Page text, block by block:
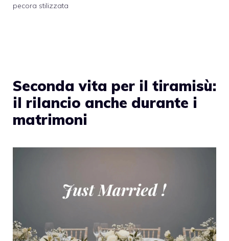
pecora stilizzata
Seconda vita per il tiramisù:
il rilancio anche durante i
matrimoni